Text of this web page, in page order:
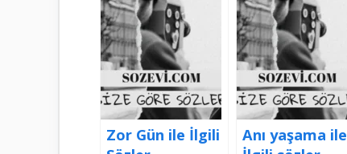
Zor Gün ile İlgili
Anı yaşama ile